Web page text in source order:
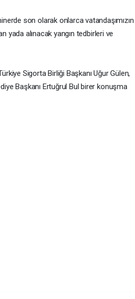
son olarak onlarca vatandaşımızın
yada alınacak yangın tedbirleri ve
Sigorta Birliği Başkanı Uğur Gülen,
Başkanı Ertuğrul Bul birer konuşma